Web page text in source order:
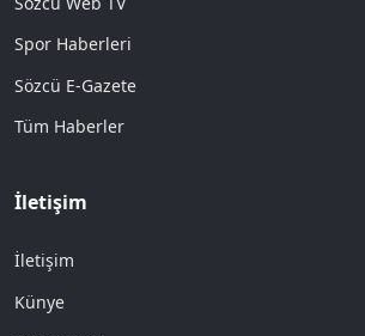
Spor Haberleri
Sözcü E-Gazete
Tüm Haberler
İletişim
İletişim
Künye